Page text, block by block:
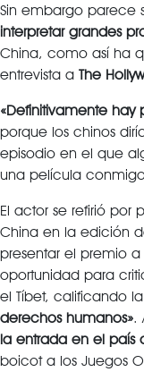
Sin embargo parece
interpretar grandes
China, como así ha
entrevista a The
«Definitivamente
porque los chinos
episodio en el que
una película
El actor se refirió por
China en la edición
presentar el premio
oportunidad para
el Tíbet, calificando
derechos humanos».
la entrada en el país
boicot a los Juegos